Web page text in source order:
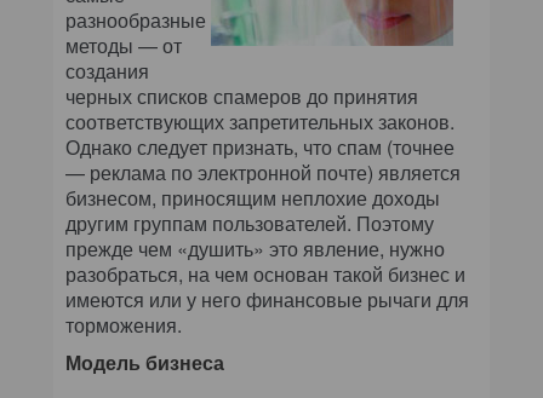
разнообразные
методы — от
создания
черных списков спамеров до принятия
соответствующих запретительных законов.
Однако следует признать, что спам (точнее
— реклама по электронной почте) является
бизнесом, приносящим неплохие доходы
другим группам пользователей. Поэтому
прежде чем «душить» это явление, нужно
разобраться, на чем основан такой бизнес и
имеются или у него финансовые рычаги для
торможения.
Модель бизнеса